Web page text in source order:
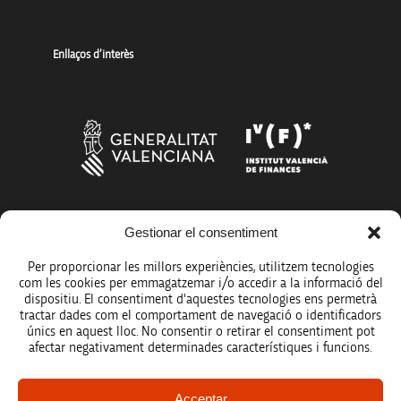
Gestionar el consentiment
Per proporcionar les millors experiències, utilitzem tecnologies
com les cookies per emmagatzemar i/o accedir a la informació del
dispositiu. El consentiment d'aquestes tecnologies ens permetrà
tractar dades com el comportament de navegació o identificadors
únics en aquest lloc. No consentir o retirar el consentiment pot
afectar negativament determinades característiques i funcions.
Enllaços d’interès
Més organismes de suport a la innovació
Avís legal